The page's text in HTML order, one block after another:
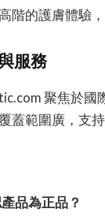
階的護膚體驗
服務
聚焦於國
蓋範圍廣，支
品為正品？